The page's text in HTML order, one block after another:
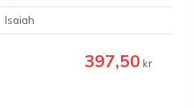
Isaiah
397,50 kr